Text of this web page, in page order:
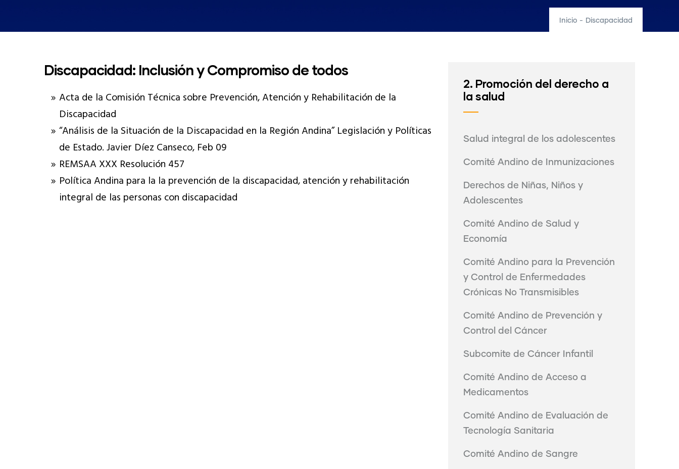
Inicio - Discapacidad
Discapacidad: Inclusión y Compromiso de todos
Acta de la Comisión Técnica sobre Prevención, Atención y Rehabilitación de la
Discapacidad
“Análisis de la Situación de la Discapacidad en la Región Andina” Legislación y Políticas
de Estado. Javier Díez Canseco, Feb 09
REMSAA XXX Resolución 457
Política Andina para la la prevención de la discapacidad, atención y rehabilitación
integral de las personas con discapacidad
2. Promoción del derecho a
la salud
Salud integral de los adolescentes
Comité Andino de Inmunizaciones
Derechos de Niñas, Niños y
Adolescentes
Comité Andino de Salud y
Economía
Comité Andino para la Prevención
y Control de Enfermedades
Crónicas No Transmisibles
Comité Andino de Prevención y
Control del Cáncer
Subcomite de Cáncer Infantil
Comité Andino de Acceso a
Medicamentos
Comité Andino de Evaluación de
Tecnología Sanitaria
Comité Andino de Sangre